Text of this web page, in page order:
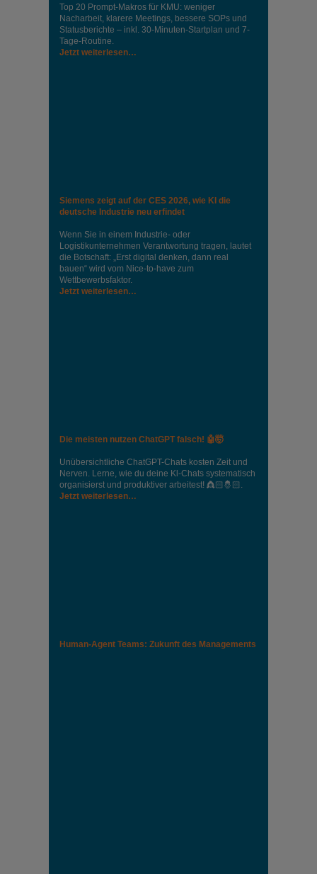
Top 20 Prompt-Makros für KMU: weniger
Nacharbeit, klarere Meetings, bessere SOPs und
Statusberichte – inkl. 30-Minuten-Startplan und 7-
Tage-Routine.
Jetzt weiterlesen…
Siemens zeigt auf der CES 2026, wie KI die
deutsche Industrie neu erfindet
Wenn Sie in einem Industrie‑ oder
Logistikunternehmen Verantwortung tragen, lautet
die Botschaft: „Erst digital denken, dann real
bauen“ wird vom Nice‑to‑have zum
Wettbewerbsfaktor.
Jetzt weiterlesen…
Die meisten nutzen ChatGPT falsch! 🤖🤯
Unübersichtliche ChatGPT-Chats kosten Zeit und
Nerven. Lerne, wie du deine Kl-Chats systematisch
organisierst und produktiver arbeitest! 👸🏻🤴🏻.
Jetzt weiterlesen…
Human-Agent Teams: Zukunft des Managements